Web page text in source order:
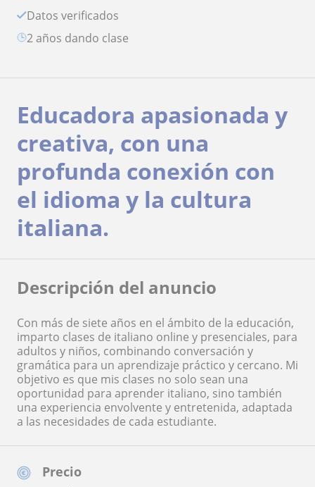
Datos verificados
2 años dando clase
Precio
Educadora apasionada y
creativa, con una
profunda conexión con
el idioma y la cultura
italiana.
Descripción del anuncio
Con más de siete años en el ámbito de la educación,
imparto clases de italiano online y presenciales, para
adultos y niños, combinando conversación y
gramática para un aprendizaje práctico y cercano. Mi
objetivo es que mis clases no solo sean una
oportunidad para aprender italiano, sino también
una experiencia envolvente y entretenida, adaptada
a las necesidades de cada estudiante.